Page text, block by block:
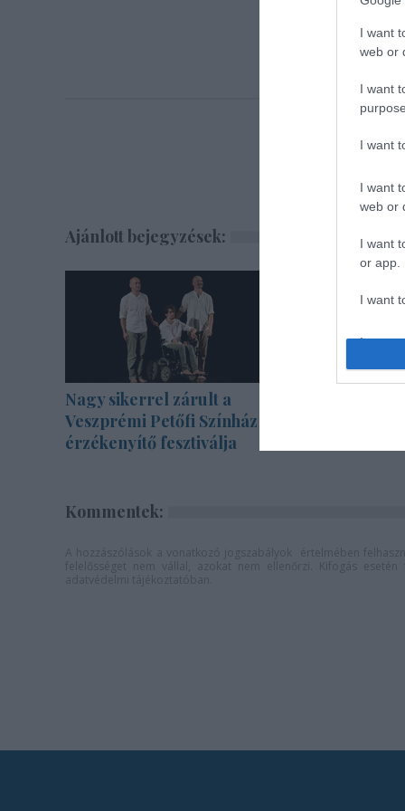
I want
web or
I want
I want
I want
web or
I want
or app.
I want
I want
Ajánlott bejegyzések:
Nagy sikerrel zárult a
Veszprémi Petőfi Színház
érzékenyítő fesztiválja
Kommentek: